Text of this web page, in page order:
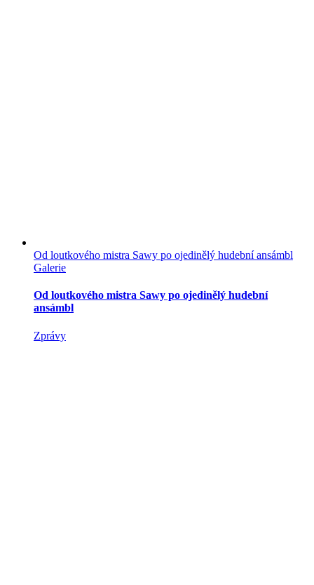
Od loutkového mistra Sawy po ojedinělý hudební ansámbl
Galerie
Od loutkového mistra Sawy po ojedinělý hudební
ansámbl
Zprávy